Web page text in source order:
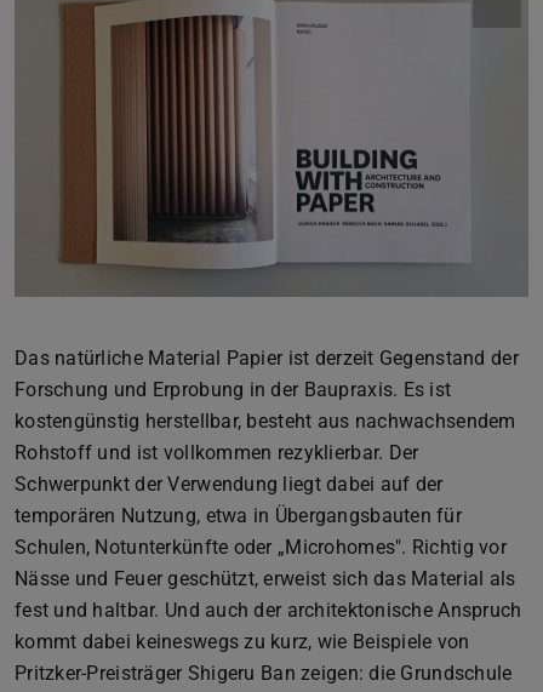
Das natürliche Material Papier ist derzeit Gegenstand der
Forschung und Erprobung in der Baupraxis. Es ist
kostengünstig herstellbar, besteht aus nachwachsendem
Rohstoff und ist vollkommen rezyklierbar. Der
Schwerpunkt der Verwendung liegt dabei auf der
temporären Nutzung, etwa in Übergangsbauten für
Schulen, Notunterkünfte oder „Microhomes". Richtig vor
Nässe und Feuer geschützt, erweist sich das Material als
fest und haltbar. Und auch der architektonische Anspruch
kommt dabei keineswegs zu kurz, wie Beispiele von
Pritzker-Preisträger Shigeru Ban zeigen: die Grundschule